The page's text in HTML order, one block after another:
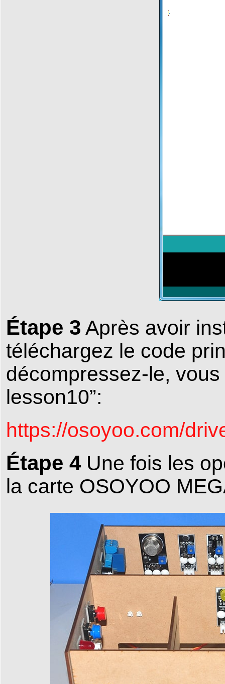
Étape 3 Après avoir
téléchargez le code
décompressez-le,
lesson10”:
https://osoyoo.com/
Étape 4Une fois les
la carte OSOYOO